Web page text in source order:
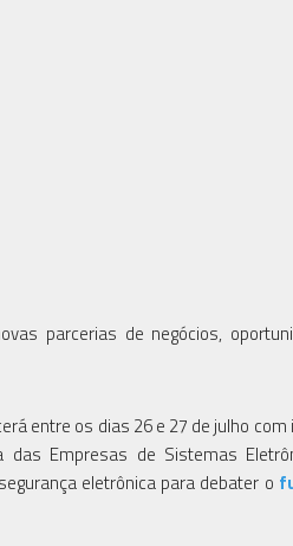
parcerias de negócios,
entre os dias 26 e 27 de julho com
das Empresas de Sistemas
eletrônica para debater o